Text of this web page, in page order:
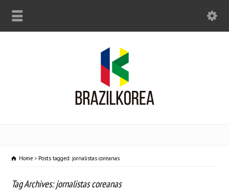
Home Posts tagged: jornalistas coreanas
Tag Archives: jornalistas coreanas